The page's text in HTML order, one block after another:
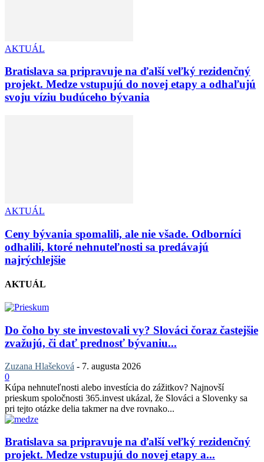
AKTUÁL
Bratislava sa pripravuje na ďalší veľký rezidenčný
projekt. Medze vstupujú do novej etapy a odhaľujú
svoju víziu budúceho bývania
AKTUÁL
Ceny bývania spomalili, ale nie všade. Odborníci
odhalili, ktoré nehnuteľnosti sa predávajú
najrýchlejšie
AKTUÁL
Do čoho by ste investovali vy? Slováci čoraz častejšie
zvažujú, či dať prednosť bývaniu...
Zuzana Hlašeková - 7. augusta 2026
0
Kúpa nehnuteľnosti alebo investícia do zážitkov? Najnovší
prieskum spoločnosti 365.invest ukázal, že Slováci a Slovenky sa
pri tejto otázke delia takmer na dve rovnako...
Bratislava sa pripravuje na ďalší veľký rezidenčný
projekt. Medze vstupujú do novej etapy a...